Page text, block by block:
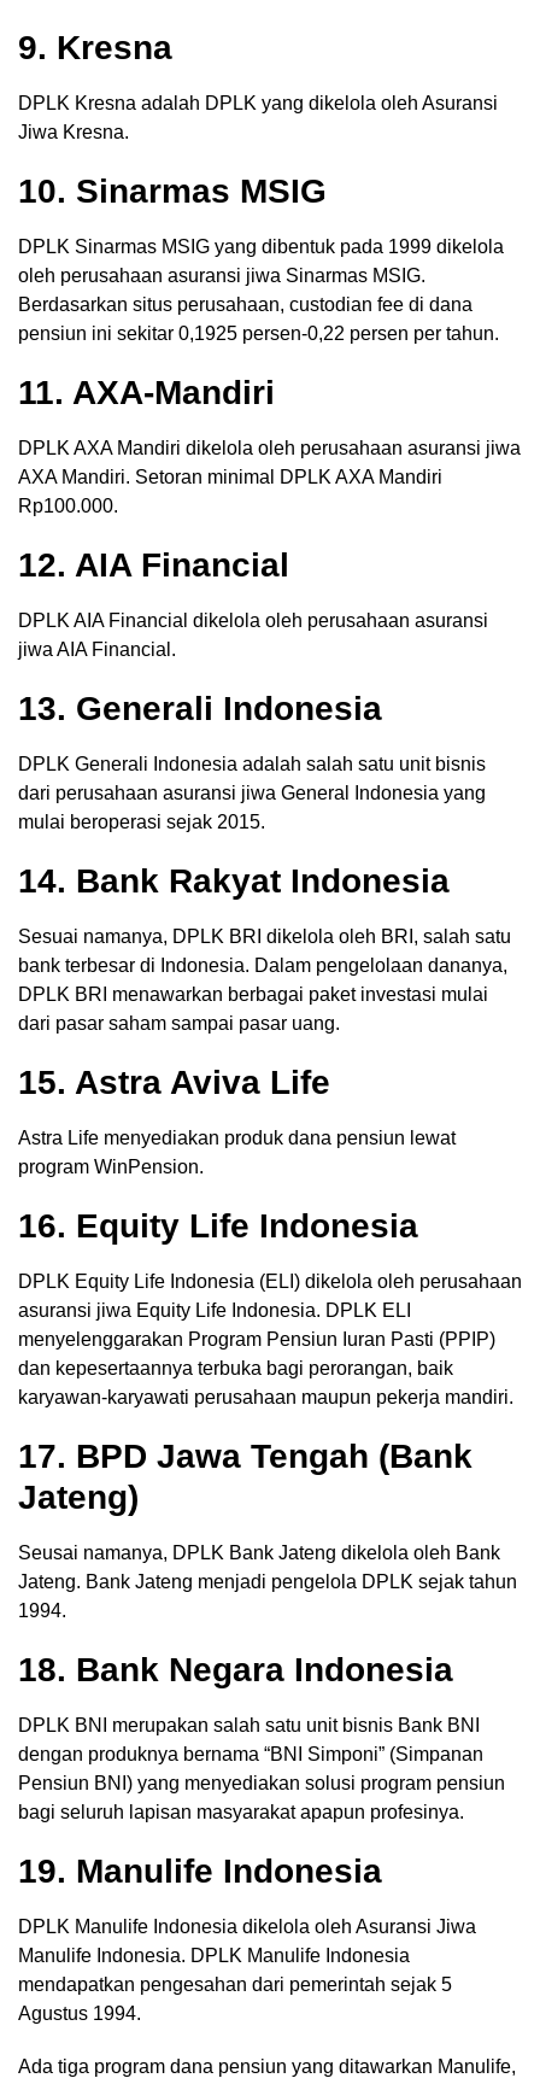
9. Kresna
DPLK Kresna adalah DPLK yang dikelola oleh Asuransi
Jiwa Kresna.
10. Sinarmas MSIG
DPLK Sinarmas MSIG yang dibentuk pada 1999 dikelola
oleh perusahaan asuransi jiwa Sinarmas MSIG.
Berdasarkan situs perusahaan, custodian fee di dana
pensiun ini sekitar 0,1925 persen-0,22 persen per tahun.
11. AXA-Mandiri
DPLK AXA Mandiri dikelola oleh perusahaan asuransi jiwa
AXA Mandiri. Setoran minimal DPLK AXA Mandiri
Rp100.000.
12. AIA Financial
DPLK AIA Financial dikelola oleh perusahaan asuransi
jiwa AIA Financial.
13. Generali Indonesia
DPLK Generali Indonesia adalah salah satu unit bisnis
dari perusahaan asuransi jiwa General Indonesia yang
mulai beroperasi sejak 2015.
14. Bank Rakyat Indonesia
Sesuai namanya, DPLK BRI dikelola oleh BRI, salah satu
bank terbesar di Indonesia. Dalam pengelolaan dananya,
DPLK BRI menawarkan berbagai paket investasi mulai
dari pasar saham sampai pasar uang.
15. Astra Aviva Life
Astra Life menyediakan produk dana pensiun lewat
program WinPension.
16. Equity Life Indonesia
DPLK Equity Life Indonesia (ELI) dikelola oleh perusahaan
asuransi jiwa Equity Life Indonesia. DPLK ELI
menyelenggarakan Program Pensiun Iuran Pasti (PPIP)
dan kepesertaannya terbuka bagi perorangan, baik
karyawan-karyawati perusahaan maupun pekerja mandiri.
17. BPD Jawa Tengah (Bank
Jateng)
Seusai namanya, DPLK Bank Jateng dikelola oleh Bank
Jateng. Bank Jateng menjadi pengelola DPLK sejak tahun
1994.
18. Bank Negara Indonesia
DPLK BNI merupakan salah satu unit bisnis Bank BNI
dengan produknya bernama “BNI Simponi” (Simpanan
Pensiun BNI) yang menyediakan solusi program pensiun
bagi seluruh lapisan masyarakat apapun profesinya.
19. Manulife Indonesia
DPLK Manulife Indonesia dikelola oleh Asuransi Jiwa
Manulife Indonesia. DPLK Manulife Indonesia
mendapatkan pengesahan dari pemerintah sejak 5
Agustus 1994.
Ada tiga program dana pensiun yang ditawarkan Manulife,